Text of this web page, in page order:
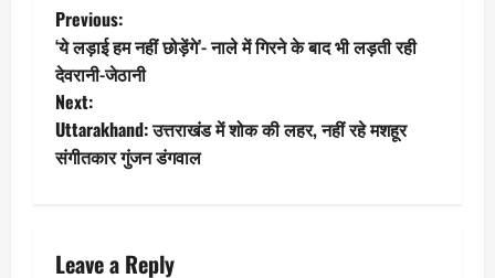
P
o
s
t
a
Previous:
‘ये लड़ाई हम नहीं छोड़ेंगे’- नाले में गिरने के बाद भी लड़ती रही
देवरानी-जेठानी
Next:
Uttarakhand: उत्तराखंड में शोक की लहर, नहीं रहे मशहूर
संगीतकार गुंजन डंगवाल
Leave a Reply